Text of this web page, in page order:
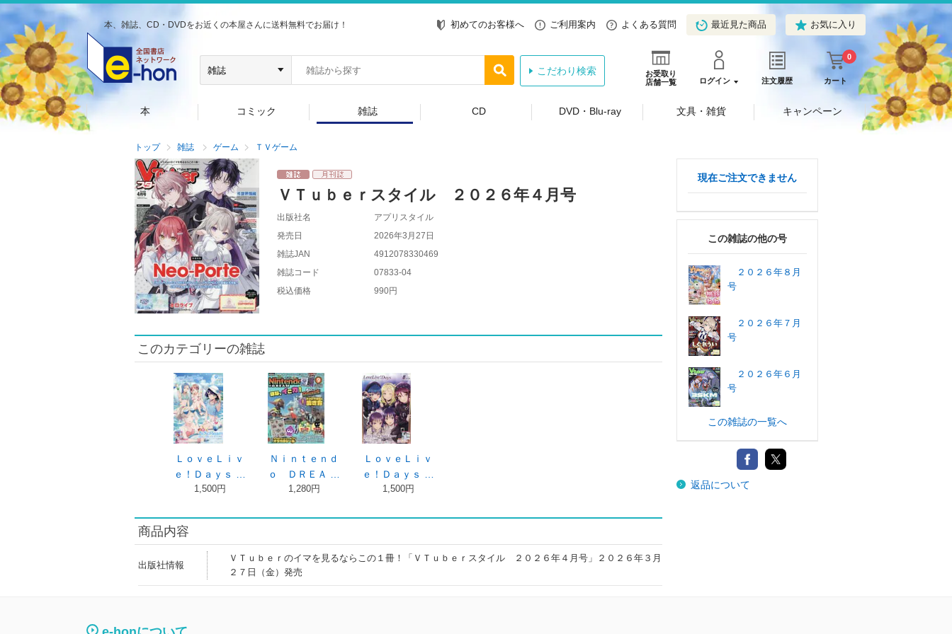
本、雑誌、CD・DVDをお近くの本屋さんに送料無料でお届け！ 初めてのお客様へ ご利用案内 よくある質問 最近見た商品 お気に入り
お受取り
店舗一覧
ログイン 注文履歴 カート
0
こだわり検索
本 コミック 雑誌 CD DVD・Blu-ray 文具・雑貨 キャンペーン
トップ 雑誌 ゲーム ＴＶゲーム
ＶＴｕｂｅｒスタイル ２０２６年４月号
出版社名
アプリスタイル
発売日
2026年3月27日
雑誌JAN
4912078330469
雑誌コード
07833-04
税込価格
990円
このカテゴリーの雑誌
ＬｏｖｅＬｉｖ
ｅ！Ｄａｙｓ …
1,500円
Ｎｉｎｔｅｎｄ
ｏ ＤＲＥＡ …
1,280円
ＬｏｖｅＬｉｖ
ｅ！Ｄａｙｓ …
1,500円
商品内容
出版社情報
ＶＴｕｂｅｒのイマを見るならこの１冊！「ＶＴｕｂｅｒスタイル ２０２６年４月号」２０２６年３月
２７日（金）発売
現在ご注文できません
この雑誌の他の号
２０２６年８月
号
２０２６年７月
号
２０２６年６月
号
この雑誌の一覧へ
返品について